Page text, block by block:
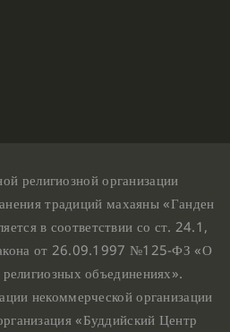
религиозной организации
традиций махаяны «Ганден
в соответствии со ст. 24.1,
от 26.09.1997 №125-ФЗ «О
объединениях».
некоммерческой организации
«Буддийский Центр